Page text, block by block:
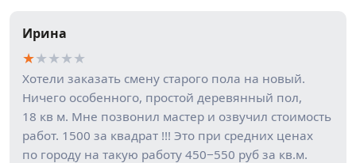
Ирина
★★★★★
Хотели заказать смену старого пола на новый.
Ничего особенного, простой деревянный пол,
18 кв м. Мне позвонил мастер и озвучил стоимость
работ. 1500 за квадрат !!! Это при средних ценах
по городу на такую работу 450−550 руб за кв.м.